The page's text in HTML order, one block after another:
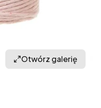
Otwórz galerię